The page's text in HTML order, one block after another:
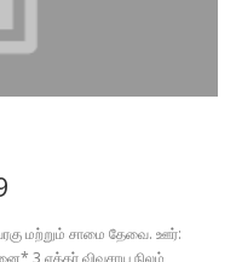
மற்றும் சாமை தேவை. ஊர்: